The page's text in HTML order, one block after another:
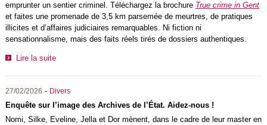
emprunter un sentier criminel. Téléchargez la brochure True crime in Gent
et faites une promenade de 3,5 km parsemée de meurtres, de pratiques
illicites et d’affaires judiciaires remarquables. Ni fiction ni
sensationnalisme, mais des faits réels tirés de dossiers authentiques.
Lire la suite
27/02/2026 - Divers
Enquête sur l’image des Archives de l’État. Aidez-nous !
Nomi, Silke, Eveline, Jella et Dor mènent, dans le cadre de leur master en